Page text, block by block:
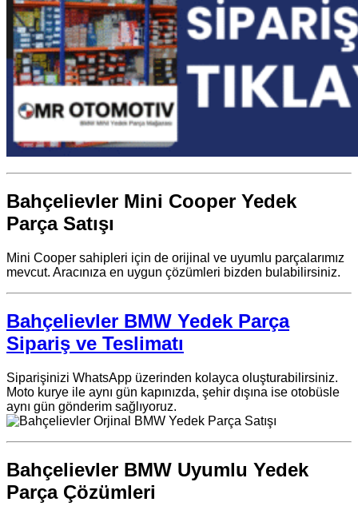
Bahçelievler Mini Cooper Yedek
Parça Satışı
Mini Cooper sahipleri için de orijinal ve uyumlu parçalarımız
mevcut. Aracınıza en uygun çözümleri bizden bulabilirsiniz.
Bahçelievler BMW Yedek Parça
Sipariş ve Teslimatı
Siparişinizi WhatsApp üzerinden kolayca oluşturabilirsiniz.
Moto kurye ile aynı gün kapınızda, şehir dışına ise otobüsle
aynı gün gönderim sağlıyoruz.
Bahçelievler BMW Uyumlu Yedek
Parça Çözümleri